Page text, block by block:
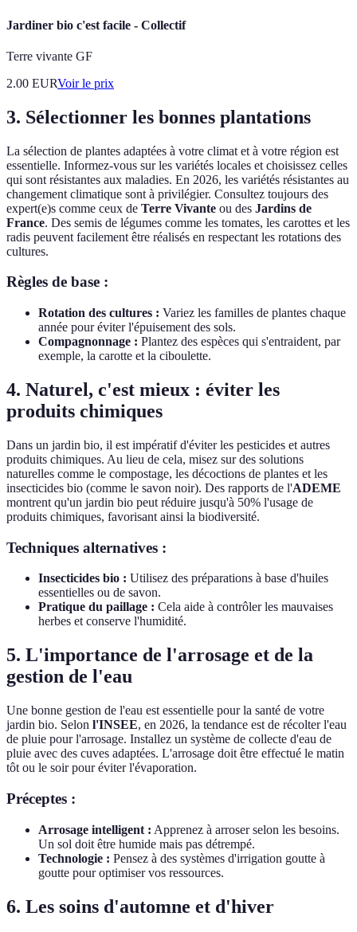
Jardiner bio c'est facile - Collectif
Terre vivante GF
2.00 EURVoir le prix
3. Sélectionner les bonnes plantations
La sélection de plantes adaptées à votre climat et à votre région est
essentielle. Informez-vous sur les variétés locales et choisissez celles
qui sont résistantes aux maladies. En 2026, les variétés résistantes au
changement climatique sont à privilégier. Consultez toujours des
expert(e)s comme ceux de Terre Vivante ou des Jardins de
France. Des semis de légumes comme les tomates, les carottes et les
radis peuvent facilement être réalisés en respectant les rotations des
cultures.
Règles de base :
Rotation des cultures : Variez les familles de plantes chaque
année pour éviter l'épuisement des sols.
Compagnonnage : Plantez des espèces qui s'entraident, par
exemple, la carotte et la ciboulette.
4. Naturel, c'est mieux : éviter les
produits chimiques
Dans un jardin bio, il est impératif d'éviter les pesticides et autres
produits chimiques. Au lieu de cela, misez sur des solutions
naturelles comme le compostage, les décoctions de plantes et les
insecticides bio (comme le savon noir). Des rapports de l'ADEME
montrent qu'un jardin bio peut réduire jusqu'à 50% l'usage de
produits chimiques, favorisant ainsi la biodiversité.
Techniques alternatives :
Insecticides bio : Utilisez des préparations à base d'huiles
essentielles ou de savon.
Pratique du paillage : Cela aide à contrôler les mauvaises
herbes et conserve l'humidité.
5. L'importance de l'arrosage et de la
gestion de l'eau
Une bonne gestion de l'eau est essentielle pour la santé de votre
jardin bio. Selon l'INSEE, en 2026, la tendance est de récolter l'eau
de pluie pour l'arrosage. Installez un système de collecte d'eau de
pluie avec des cuves adaptées. L'arrosage doit être effectué le matin
tôt ou le soir pour éviter l'évaporation.
Préceptes :
Arrosage intelligent : Apprenez à arroser selon les besoins.
Un sol doit être humide mais pas détrempé.
Technologie : Pensez à des systèmes d'irrigation goutte à
goutte pour optimiser vos ressources.
6. Les soins d'automne et d'hiver